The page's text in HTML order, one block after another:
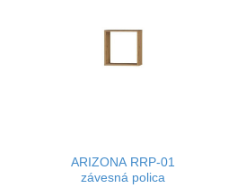
ARIZONA RRP-01
závesná polica